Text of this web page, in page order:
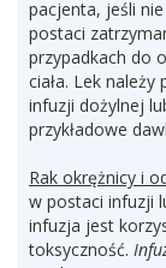
pacjenta, jeśli
postaci
przypadkach do
ciała. Lek
infuzji dożylnej
przykładowe
Rak okrężnicy i
w postaci infuzji
infuzja jest
toksyczność.